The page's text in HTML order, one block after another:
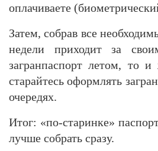
оплачиваете
Затем, собрав все
недели приходит за
загранпаспорт летом, то
старайтесь оформлять
очередях.
Итог: «по-старинке»
лучше собрать сразу.